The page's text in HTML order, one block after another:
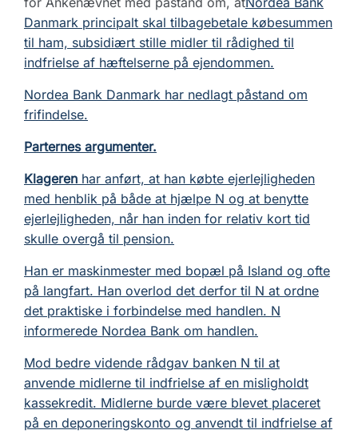
Danmark principalt skal tilbagebetale købesummen
til ham, subsidiært stille midler til rådighed til
indfrielse af hæftelserne på ejendommen.
Nordea Bank Danmark har nedlagt påstand om
frifindelse.
Parternes argumenter.
Klageren har anført, at han købte ejerlejligheden
med henblik på både at hjælpe N og at benytte
ejerlejligheden, når han inden for relativ kort tid
skulle overgå til pension.
Han er maskinmester med bopæl på Island og ofte
på langfart. Han overlod det derfor til N at ordne
det praktiske i forbindelse med handlen. N
informerede Nordea Bank om handlen.
Mod bedre vidende rådgav banken N til at
anvende midlerne til indfrielse af en misligholdt
kassekredit. Midlerne burde være blevet placeret
på en deponeringskonto og anvendt til indfrielse af